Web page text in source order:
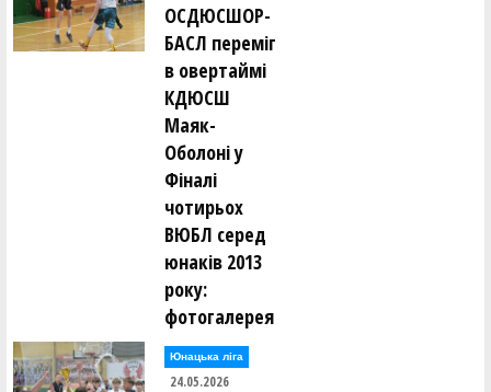
ОСДЮСШОР-
БАСЛ переміг
в овертаймі
КДЮСШ
Маяк-
Оболоні у
Фіналі
чотирьох
ВЮБЛ серед
юнаків 2013
року:
фотогалерея
Юнацька ліга
24.05.2026